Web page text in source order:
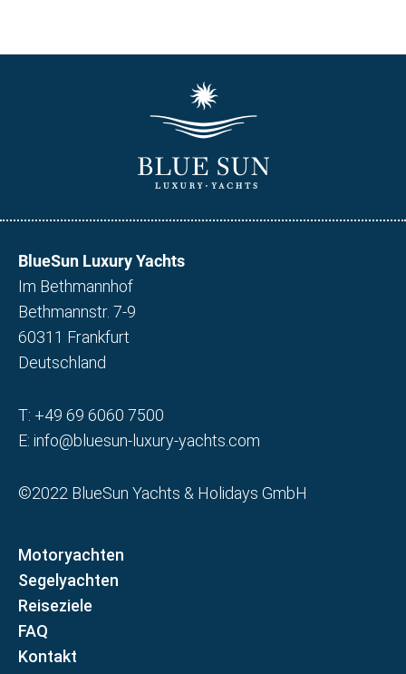
BlueSun Luxury Yachts
Im Bethmannhof
Bethmannstr. 7-9
60311 Frankfurt
Deutschland
T: +49 69 6060 7500
E: info@bluesun-luxury-yachts.com
©2022 BlueSun Yachts & Holidays GmbH
Motoryachten
Segelyachten
Reiseziele
FAQ
Kontakt